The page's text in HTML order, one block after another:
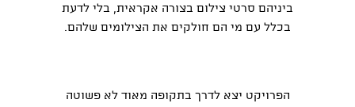
ביניהם סרטי צילום בצורה אקראית, בלי לדעת
בכלל עם מי הם חולקים את הצילומים שלהם.
הפרויקט יצא לדרך בתקופה מאוד לא פשוטה